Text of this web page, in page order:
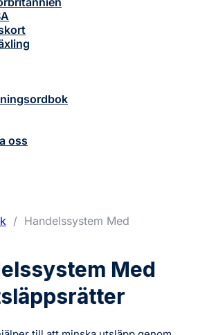
oss
/ Handelssystem Med
Med